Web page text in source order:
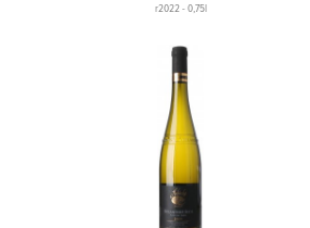
r2022 - 0,75l